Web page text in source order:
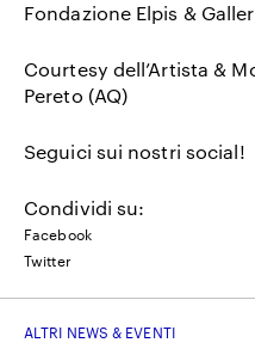
Fondazione Elpis &
Courtesy dell’Artista &
Pereto (AQ)
Seguici sui nostri social!
Condividi su:
Facebook
Twitter
ALTRI NEWS & EVENTI